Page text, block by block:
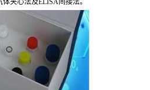
体夹心法及ELISA间接法。